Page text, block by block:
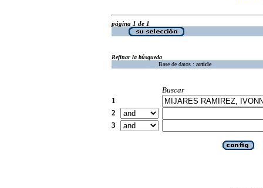
página 1 de 1
Refinar la búsqueda
Base de datos : article
Buscar
1
2
3